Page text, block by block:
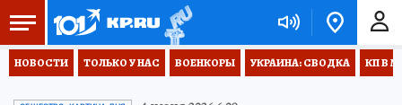
НОВОСТИ ТОЛЬКО У НАС ВОЕНКОРЫ УКРАИНА: СВОДКА КП В